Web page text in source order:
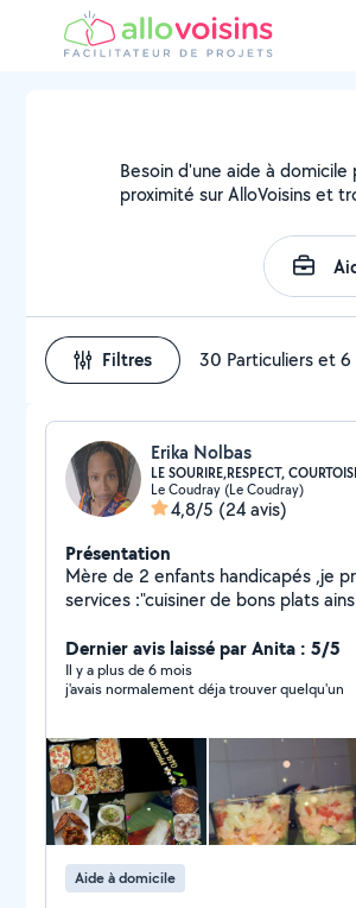
Besoin d'une aide à
proximité sur AlloVoisins et
Filtres 30 Particuliers et
Erika Nolbas
LE SOURIRE,RESPECT,
Le Coudray (Le Coudray)
4,8/5 (24 avis)
Présentation
Mère de 2 enfants handicapés ,je
services :"cuisiner de bons plats
sociale(garde,d'enfants,personnes
concerne leur environnement),
pour moi,
faire des courses, vous emmener pour toutes
démarches.
Dernier avis laissé par Anita : 5/5
Il y a plus de 6 mois
j'avais normalement déja trouver quelqu'un
Aide à domicile